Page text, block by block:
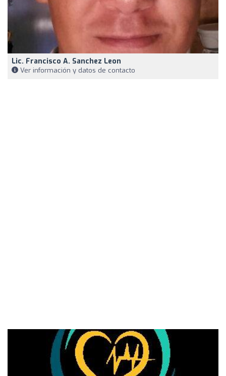
Lic. Francisco A. Sanchez Leon
Ver información y datos de contacto